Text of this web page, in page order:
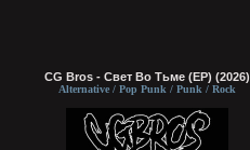
CG Bros - Свет Во Тьме (EP) (2026)
Alternative / Pop Punk / Punk / Rock